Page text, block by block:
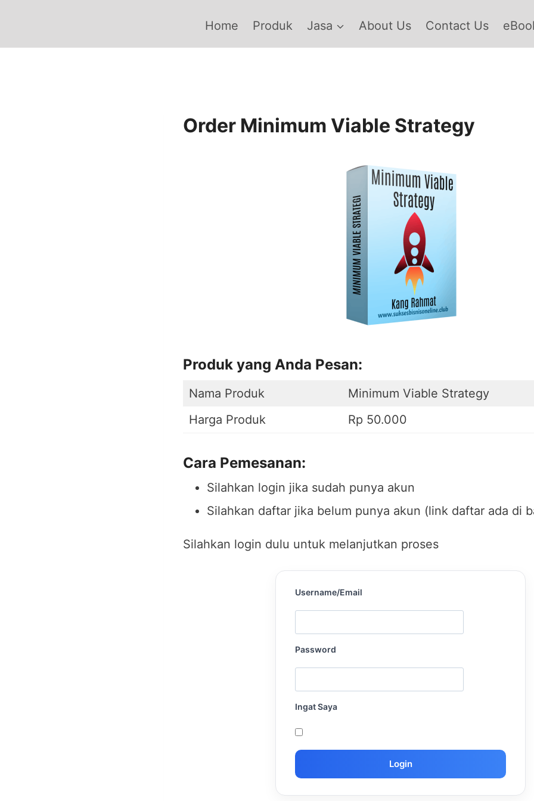
Home Produk Jasa About Us Contact Us
Order Minimum Viable Strategy
Produk yang Anda Pesan:
Nama Produk
Minimum Viable Strategy
Harga Produk
Rp 50.000
Cara Pemesanan:
Silahkan login jika sudah punya akun
Silahkan daftar jika belum punya akun (link daftar ada di
Silahkan login dulu untuk melanjutkan proses
Username/Email
Password
Ingat Saya